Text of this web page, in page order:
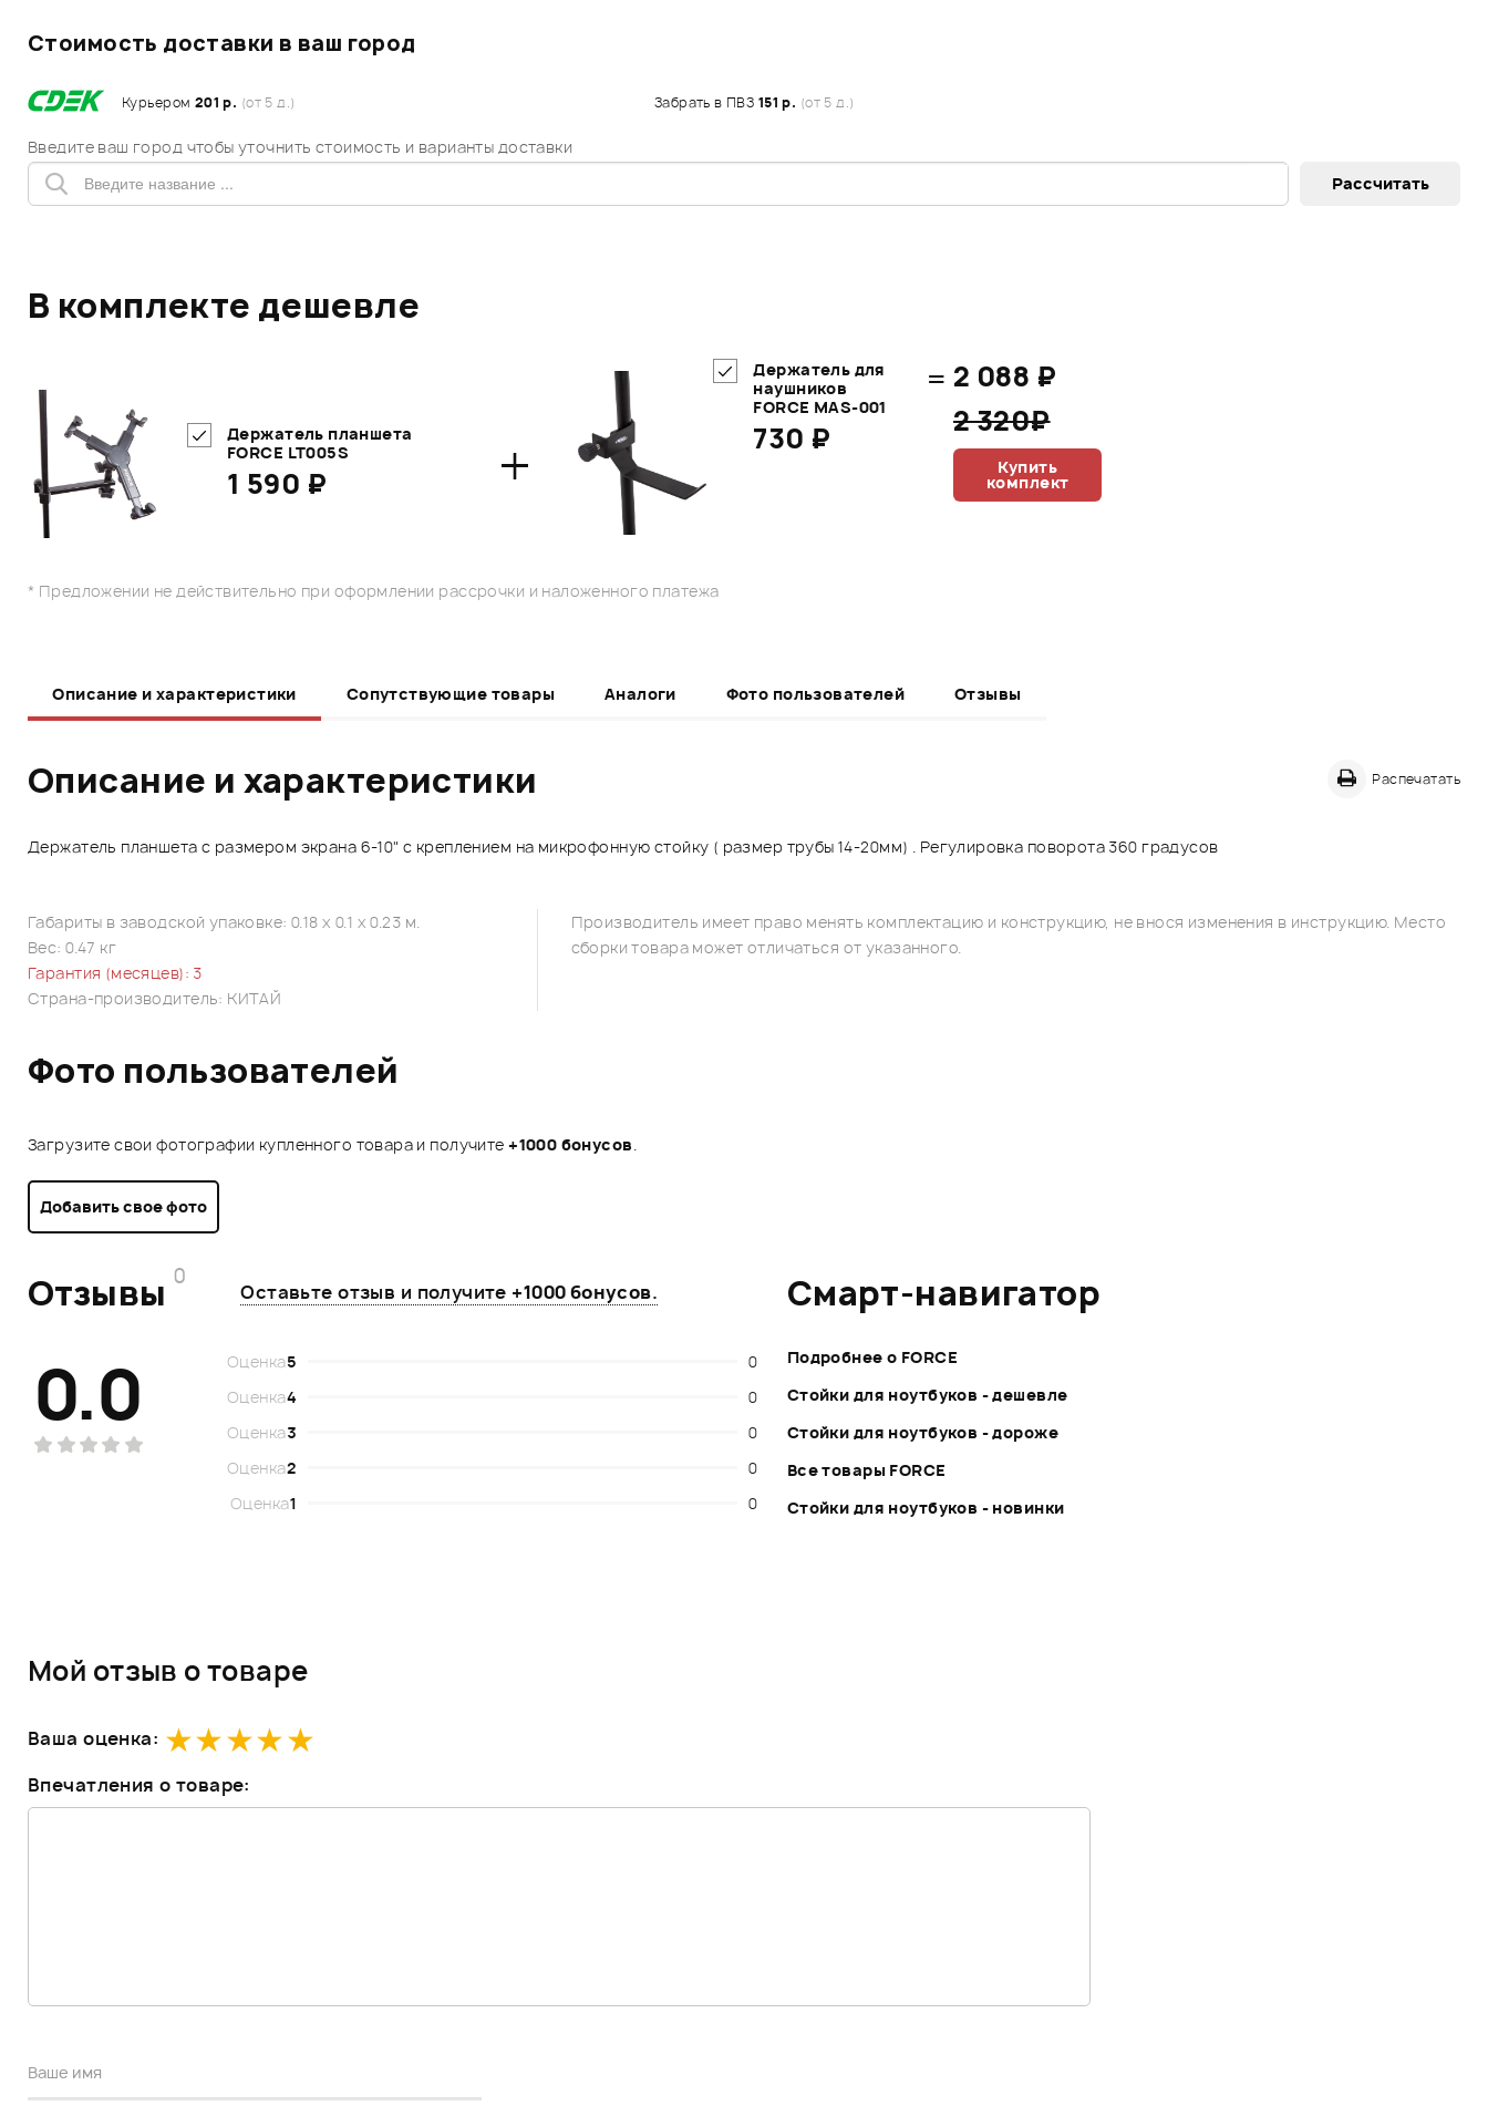
Стоимость доставки в ваш город
Курьером 201 р. (от 5 д.) Забрать в ПВЗ 151 р. (от 5 д.)
Введите ваш город чтобы уточнить стоимость и варианты доставки
В комплекте дешевле
Держатель планшета
FORCE LT005S
1 590 ₽ +
Держатель для
наушников
FORCE MAS-001
730 ₽
= 2 088 ₽
2 320₽
Купить
комплект
* Предложении не действительно при оформлении рассрочки и наложенного платежа
Описание и характеристики Сопутствующие товары Аналоги Фото пользователей Отзывы
Описание и характеристики Распечатать
Держатель планшета с размером экрана 6-10" с креплением на микрофонную стойку ( размер трубы 14-20мм) . Регулировка поворота 360 градусов
Габариты в заводской упаковке: 0.18 x 0.1 x 0.23 м.
Вес: 0.47 кг
Гарантия (месяцев): 3
Страна-производитель: КИТАЙ
Производитель имеет право менять комплектацию и конструкцию, не внося изменения в инструкцию. Место
сборки товара может отличаться от указанного.
Фото пользователей
Загрузите свои фотографии купленного товара и получите+1000 бонусов.
Добавить свое фото
Отзывы 0
Оставьте отзыв и получите +1000 бонусов.
0.0 Оценка5
0
Оценка4
0
Оценка3
0
Оценка2
0
Оценка1 0
Смарт-навигатор
Подробнее о FORCE
Стойки для ноутбуков - дешевле
Стойки для ноутбуков - дороже
Все товары FORCE
Стойки для ноутбуков - новинки
Мой отзыв о товаре
Ваша оценка:
Впечатления о товаре: